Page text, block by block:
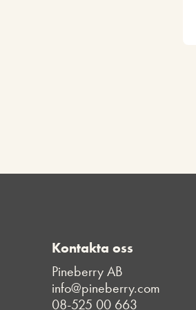
Kontakta oss
Pineberry AB
info@pineberry.com
08-525 00 663